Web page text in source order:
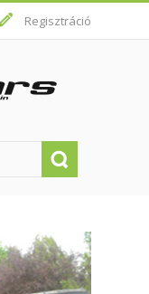
Regisztráció